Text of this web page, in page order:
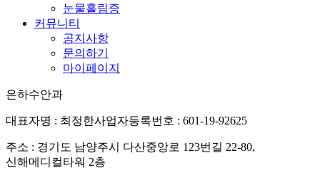
눈물흘림증
커뮤니티
공지사항
문의하기
마이페이지
은하수안과
대표자명 : 최정한사업자등록번호 : 601-19-92625
주소 : 경기도 남양주시 다산중앙로 123번길 22-80,
신해메디컬타워 2층